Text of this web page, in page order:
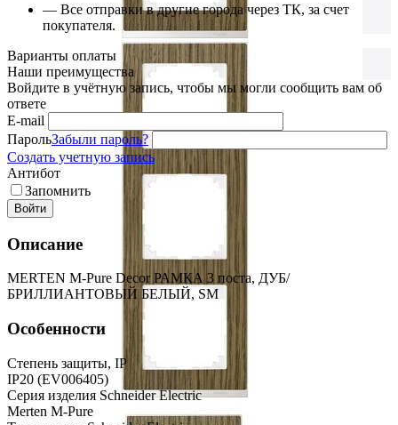
— Все отправки в другие города через ТК, за счет
покупателя.
Варианты оплаты
Наши преимущества
Войдите в учётную запись, чтобы мы могли сообщить вам об
ответе
E-mail
ПарольЗабыли пароль?
Создать учетную запись
Антибот
Запомнить
Войти
Описание
MERTEN M-Pure Decor РАМКА 3 поста, ДУБ/
БРИЛЛИАНТОВЫЙ БЕЛЫЙ, SM
Особенности
Степень защиты, IP
IP20 (EV006405)
Серия изделия Schneider Electric
Merten M-Pure